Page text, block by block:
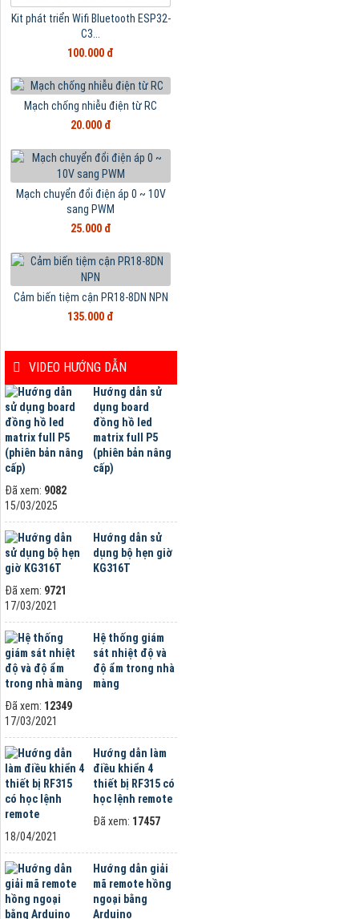
Kit phát triển Wifi Bluetooth ESP32-
C3...
100.000 đ
Mạch chống nhiễu điện từ RC
20.000 đ
Mạch chuyển đổi điện áp 0 ~ 10V
sang PWM
25.000 đ
Cảm biến tiệm cận PR18-8DN NPN
135.000 đ
VIDEO HƯỚNG DẪN
Hướng dẫn sử
dụng board
đồng hồ led
matrix full P5
(phiên bản nâng
cấp)
Đã xem: 9082
15/03/2025
Hướng dẫn sử
dụng bộ hẹn giờ
KG316T
Đã xem: 9721
17/03/2021
Hệ thống giám
sát nhiệt độ và
độ ẩm trong nhà
màng
Đã xem: 12349
17/03/2021
Hướng dẫn làm
điều khiển 4
thiết bị RF315 có
học lệnh remote
Đã xem: 17457
18/04/2021
Hướng dẫn giải
mã remote hồng
ngoại bằng
Arduino